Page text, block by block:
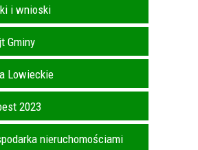
i wnioski
Gminy
Lowieckie
2023
nieruchomościami